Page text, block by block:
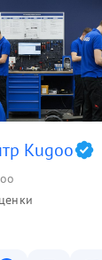
Kugoo